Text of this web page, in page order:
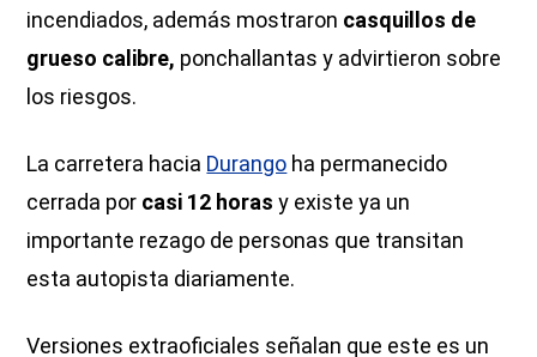
incendiados, además mostraron casquillos de
grueso calibre, ponchallantas y advirtieron sobre
los riesgos.
La carretera hacia Durango ha permanecido
cerrada por casi 12 horas y existe ya un
importante rezago de personas que transitan
esta autopista diariamente.
Versiones extraoficiales señalan que este es un